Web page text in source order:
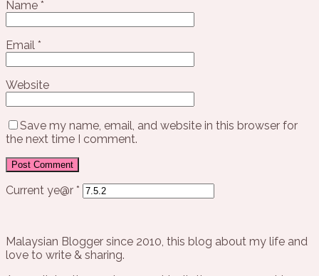
Name *
Email *
Website
Save my name, email, and website in this browser for
the next time I comment.
Current ye@r *
Malaysian Blogger since 2010, this blog about my life and
love to write & sharing.